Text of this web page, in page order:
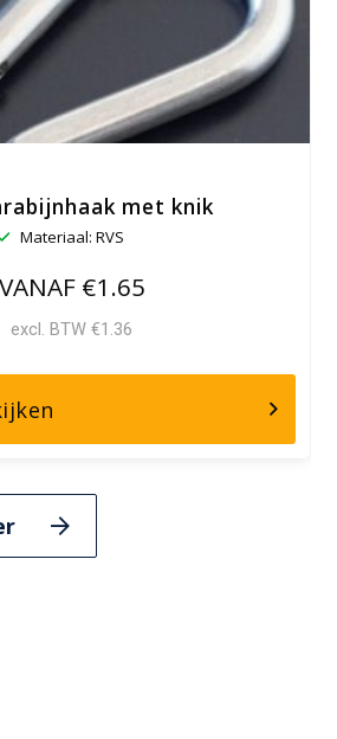
met knik
Materiaal: RVS
VANAF €1.65
excl. BTW €1.36
RVS
met
knik
Volgende